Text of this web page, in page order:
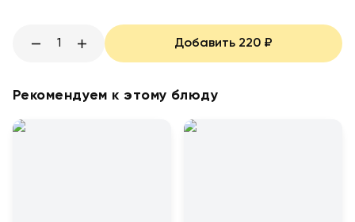
1 Добавить 220 ₽
Рекомендуем к этому блюду